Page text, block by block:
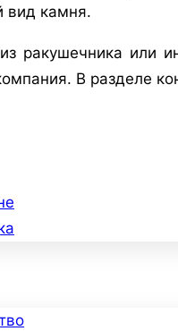
вид камня.
ракушечника или
В разделе